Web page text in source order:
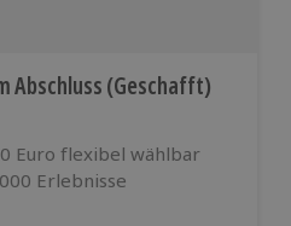
Abschluss (Geschafft)
Euro flexibel wählbar
Erlebnisse